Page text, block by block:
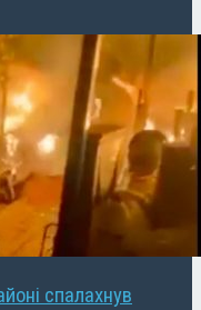
спалахнув